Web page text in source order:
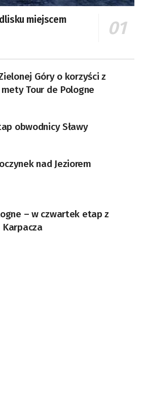
miejscem
Góry o korzyści z
Tour de Pologne
obwodnicy Sławy
nad Jeziorem
– w czwartek etap z